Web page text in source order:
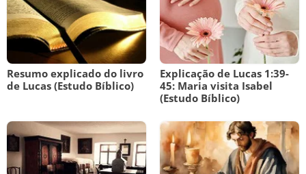
Resumo explicado do livro
de Lucas (Estudo Bíblico)
Explicação de Lucas 1:39-
45: Maria visita Isabel
(Estudo Bíblico)